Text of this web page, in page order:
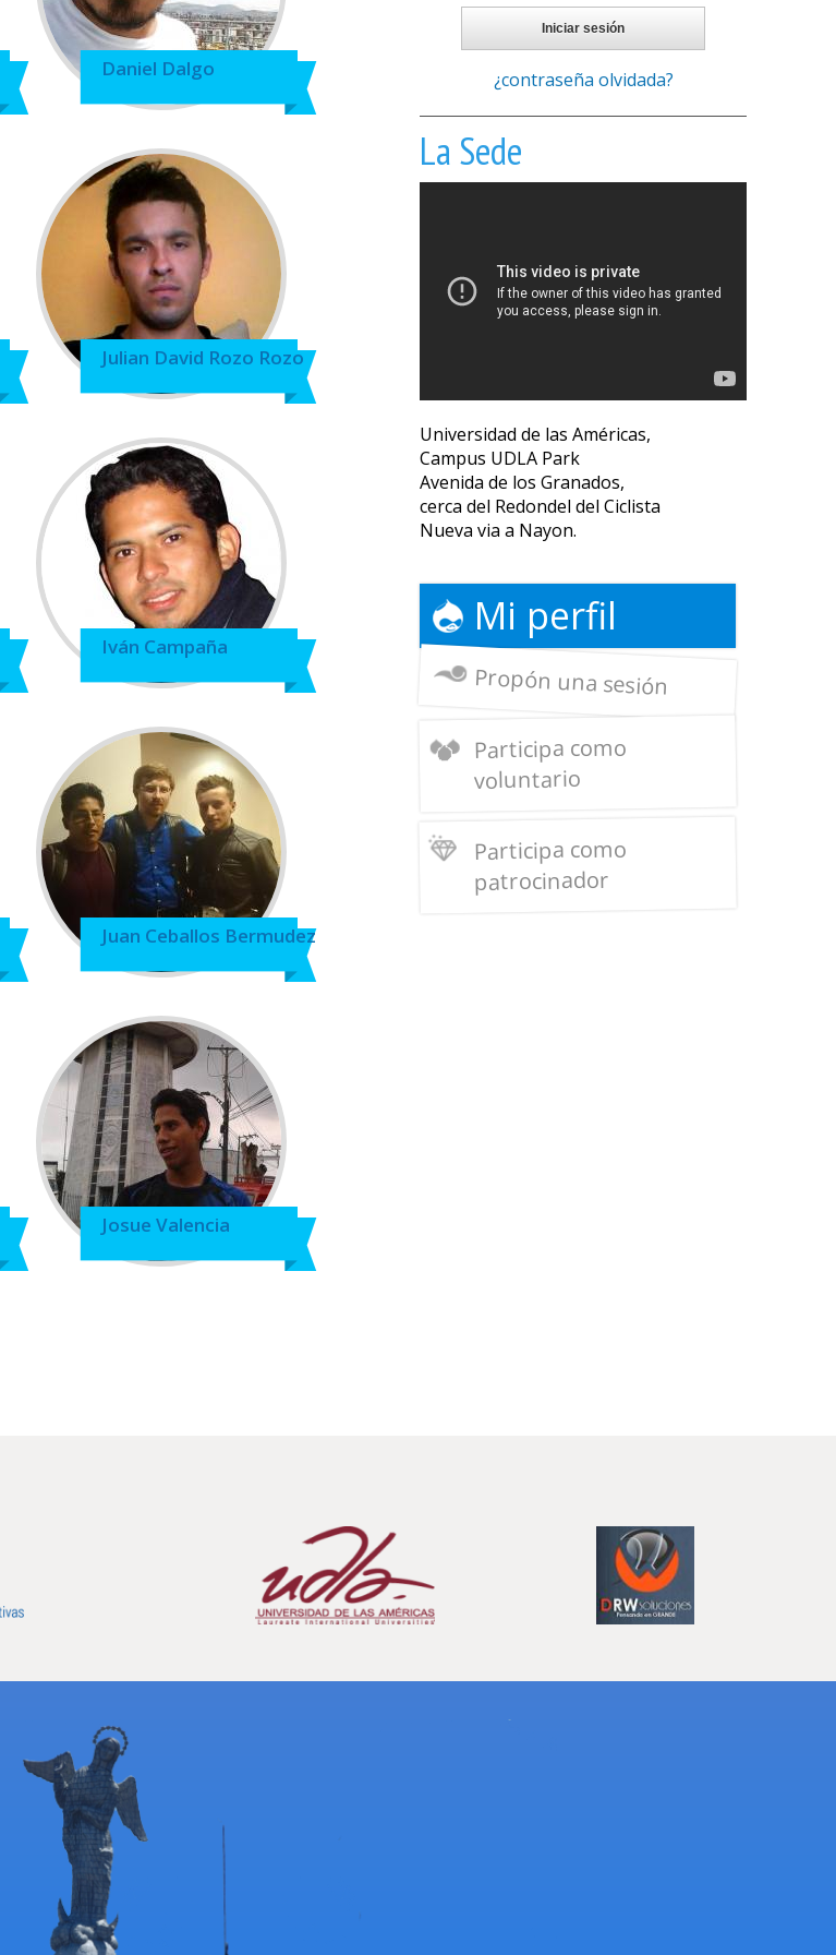
Daniel Dalgo
Julian David Rozo Rozo
Iván Campaña
Juan Ceballos Bermudez
Josue Valencia
¿contraseña olvidada?
La Sede
Universidad de las Américas,
Campus UDLA Park
Avenida de los Granados,
cerca del Redondel del Ciclista
Nueva via a Nayon.
Mi perfil
Propón una sesión
Participa como
voluntario
Participa como
patrocinador